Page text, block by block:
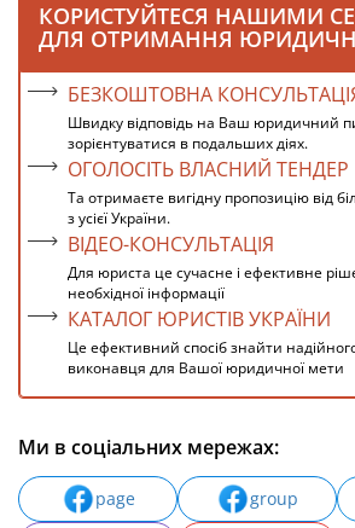
КОРИСТУЙТЕСЯ НАШИМИ
ДЛЯ ОТРИМАННЯ
БЕЗКОШТОВНА
Швидку відповідь на Ваш юридичний
зорієнтуватися в подальших діях.
ОГОЛОСІТЬ ВЛАСНИЙ ТЕНДЕР
Та отримаєте вигідну пропозицію від
з усієї України.
ВІДЕО-КОНСУЛЬТАЦІЯ
Для юриста це сучасне і ефективне
необхідної інформації
КАТАЛОГ ЮРИСТІВ УКРАЇНИ
Це ефективний спосіб знайти
виконавця для Вашої юридичної мети
Ми в соціальних мережах:
page group